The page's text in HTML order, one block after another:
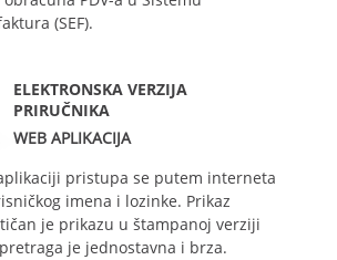
(SEF).
ELEKTRONSKA VERZIJA
PRIRUČNIKA
WEB APLIKACIJA
pristupa se putem interneta
imena i lozinke. Prikaz
je prikazu u štampanoj verziji
je jednostavna i brza.